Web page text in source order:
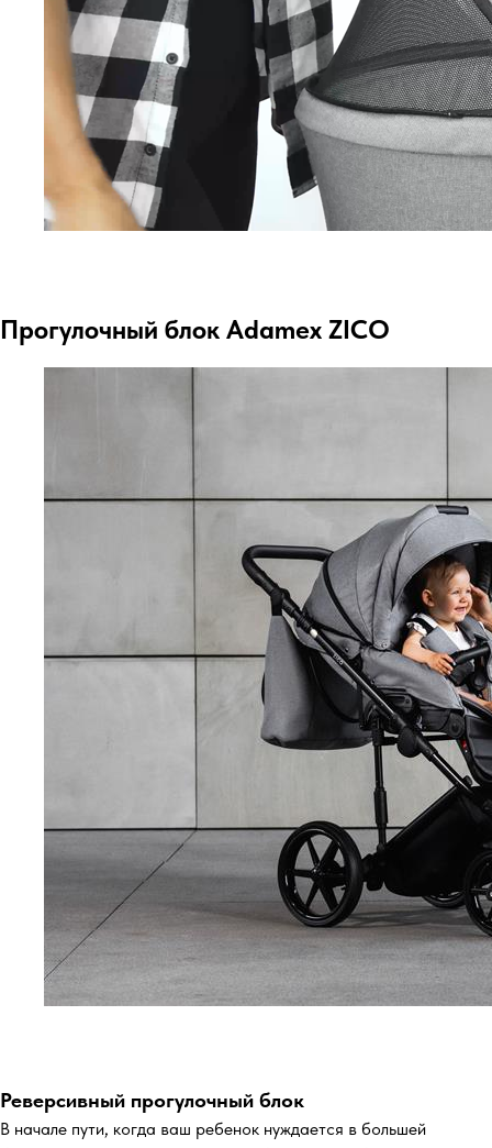
Прогулочный блок Adamex ZICO
Реверсивный прогулочный блок
В начале пути, когда ваш ребенок нуждается в большей